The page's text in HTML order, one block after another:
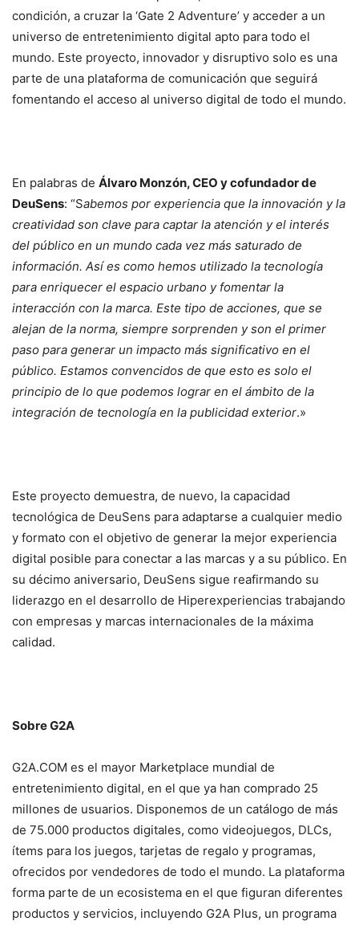
condición, a cruzar la ‘Gate 2 Adventure’ y acceder a un
universo de entretenimiento digital apto para todo el
mundo. Este proyecto, innovador y disruptivo solo es una
parte de una plataforma de comunicación que seguirá
fomentando el acceso al universo digital de todo el mundo.
En palabras de Álvaro Monzón, CEO y cofundador de
DeuSens: “Sabemos por experiencia que la innovación y la
creatividad son clave para captar la atención y el interés
del público en un mundo cada vez más saturado de
información. Así es como hemos utilizado la tecnología
para enriquecer el espacio urbano y fomentar la
interacción con la marca. Este tipo de acciones, que se
alejan de la norma, siempre sorprenden y son el primer
paso para generar un impacto más significativo en el
público. Estamos convencidos de que esto es solo el
principio de lo que podemos lograr en el ámbito de la
integración de tecnología en la publicidad exterior.»
Este proyecto demuestra, de nuevo, la capacidad
tecnológica de DeuSens para adaptarse a cualquier medio
y formato con el objetivo de generar la mejor experiencia
digital posible para conectar a las marcas y a su público. En
su décimo aniversario, DeuSens sigue reafirmando su
liderazgo en el desarrollo de Hiperexperiencias trabajando
con empresas y marcas internacionales de la máxima
calidad.
Sobre G2A
G2A.COM es el mayor Marketplace mundial de
entretenimiento digital, en el que ya han comprado 25
millones de usuarios. Disponemos de un catálogo de más
de 75.000 productos digitales, como videojuegos, DLCs,
ítems para los juegos, tarjetas de regalo y programas,
ofrecidos por vendedores de todo el mundo. La plataforma
forma parte de un ecosistema en el que figuran diferentes
productos y servicios, incluyendo G2A Plus, un programa